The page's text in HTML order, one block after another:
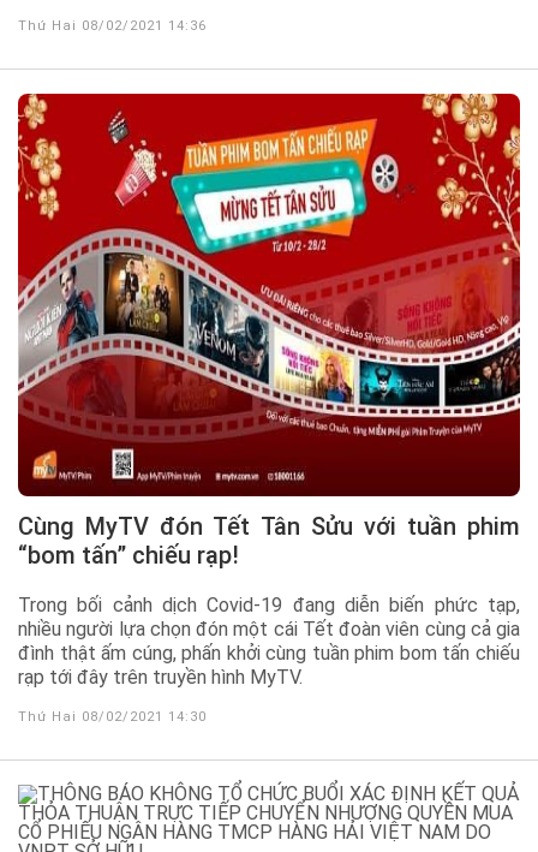
Thứ Hai 08/02/2021 14:36
Cùng MyTV đón Tết Tân Sửu với tuần phim
“bom tấn” chiếu rạp!
Trong bối cảnh dịch Covid-19 đang diễn biến phức tạp,
nhiều người lựa chọn đón một cái Tết đoàn viên cùng cả gia
đình thật ấm cúng, phấn khởi cùng tuần phim bom tấn chiếu
rạp tới đây trên truyền hình MyTV.
Thứ Hai 08/02/2021 14:30